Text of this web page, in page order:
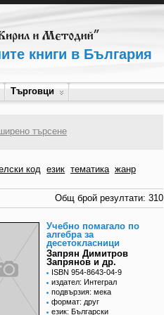
книги в България
Търговци
търсене
код език тематика жанр
Общ брой резултати: 310
Учебно помагало по
алгебра за
десетокласници
Запрян Димитров
Запрянов и др.
ISBN 954-8643-04-9
издател: Интеграл
подвързия: мека
формат: друг
език: Български